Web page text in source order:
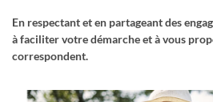
En respectant et en partageant des
à faciliter votre démarche et à vous
correspondent.